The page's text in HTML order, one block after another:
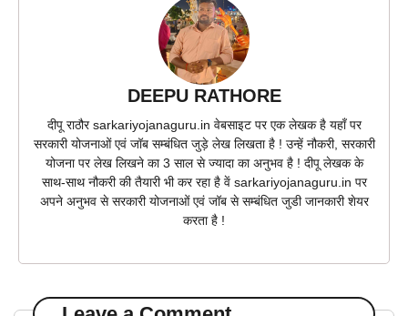
DEEPU RATHORE
दीपू राठौर sarkariyojanaguru.in वेबसाइट पर एक लेखक है यहाँ पर
सरकारी योजनाओं एवं जॉब सम्बंधित जुड़े लेख लिखता है ! उन्हें नौकरी, सरकारी
योजना पर लेख लिखने का 3 साल से ज्यादा का अनुभव है ! दीपू लेखक के
साथ-साथ नौकरी की तैयारी भी कर रहा है वें sarkariyojanaguru.in पर
अपने अनुभव से सरकारी योजनाओं एवं जॉब से सम्बंधित जुडी जानकारी शेयर
करता है !